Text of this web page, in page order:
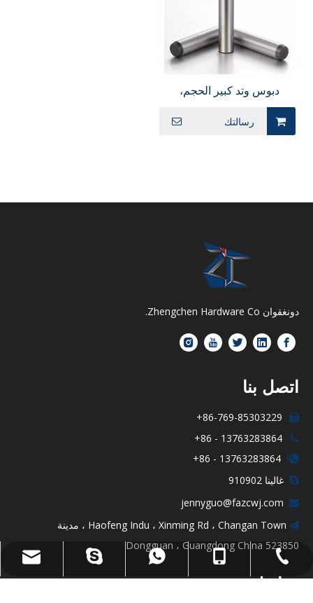
دبوس وتد كبير الحجم،
القطر MS
رسالتك
دونغقوان Zhengchen Hardware Co.
+ 86-769-85303229
+86 - 13763283864
+86 - 13763283864
غالينا 910902
jennyguo@fazcwj.com
اتصل بنا



 غالينا 910902

jennyguo@fazcwj.com

Haofeng Indu ، Xinming Rd ، Changan Town ، مدينة
Dongguan ، Guangdong China 523850
روابط سريعة